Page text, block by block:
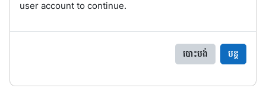
user account to continue.
បោះបង់ បន្ត